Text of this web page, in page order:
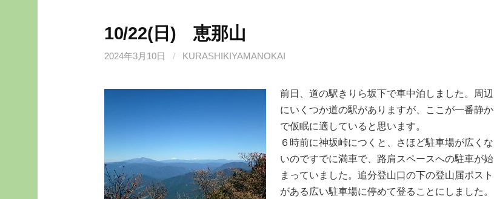
10/22(日) 恵那山
2024年3月10日 / KURASHIKIYAMANOKAI
前日、道の駅きりら坂下で車中泊しました。周辺
にいくつか道の駅がありますが、ここが一番静か
で仮眠に適していると思います。
６時前に神坂峠につくと、さほど駐車場が広くな
いのですでに満車で、路肩スペースへの駐車が始
まっていました。追分登山口の下の登山届ポスト
がある広い駐車場に停めて登ることにしました。